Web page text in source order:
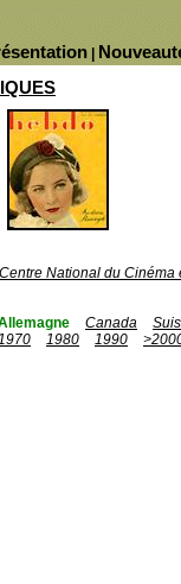
Centre National du Cinéma
Canada
1980 1990